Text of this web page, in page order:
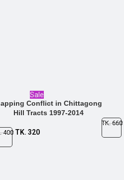
Sale
Conflict in Chittagong
Hill Tracts 1997-2014
400 TK. 320
TK.660